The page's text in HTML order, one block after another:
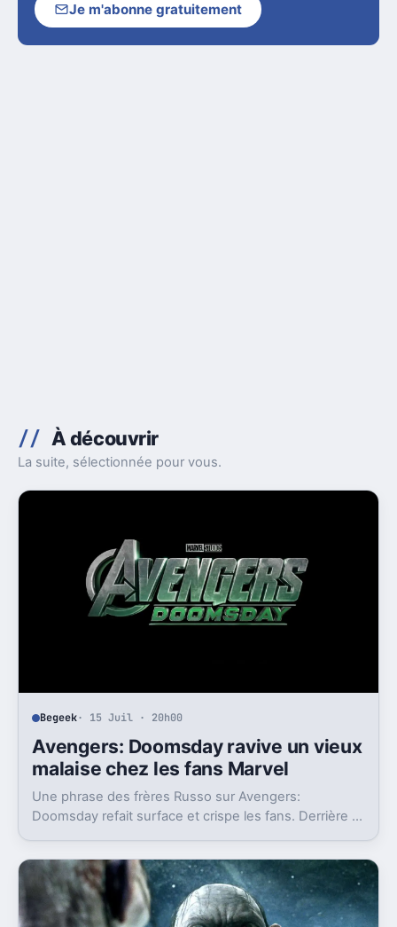
Je m'abonne gratuitement
À découvrir
La suite, sélectionnée pour vous.
Begeek· 15 Juil · 20h00
Avengers: Doomsday ravive un vieux
malaise chez les fans Marvel
Une phrase des frères Russo sur Avengers:
Doomsday refait surface et crispe les fans. Derrière la